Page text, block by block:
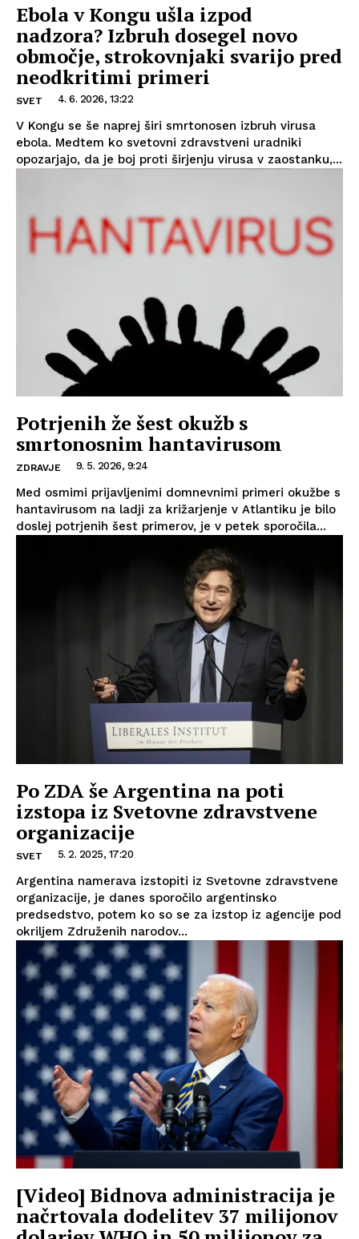
Ebola v Kongu ušla izpod
nadzora? Izbruh dosegel novo
območje, strokovnjaki svarijo pred
neodkritimi primeri
SVET 4. 6. 2026, 13:22
V Kongu se še naprej širi smrtonosen izbruh virusa
ebola. Medtem ko svetovni zdravstveni uradniki
opozarjajo, da je boj proti širjenju virusa v zaostanku,...
Potrjenih že šest okužb s
smrtonosnim hantavirusom
ZDRAVJE 9. 5. 2026, 9:24
Med osmimi prijavljenimi domnevnimi primeri okužbe s
hantavirusom na ladji za križarjenje v Atlantiku je bilo
doslej potrjenih šest primerov, je v petek sporočila...
Po ZDA še Argentina na poti
izstopa iz Svetovne zdravstvene
organizacije
SVET 5. 2. 2025, 17:20
Argentina namerava izstopiti iz Svetovne zdravstvene
organizacije, je danes sporočilo argentinsko
predsedstvo, potem ko so se za izstop iz agencije pod
okriljem Združenih narodov...
[Video] Bidnova administracija je
načrtovala dodelitev 37 milijonov